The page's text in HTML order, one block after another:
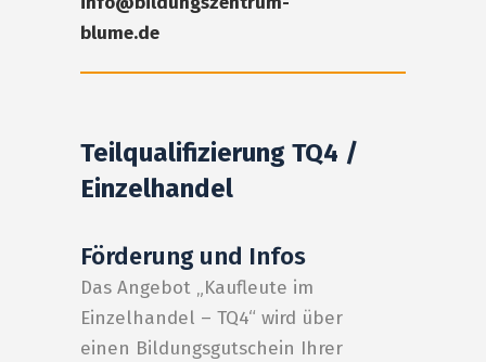
blume.de
Teilqualifizierung TQ4 /
Einzelhandel
Förderung und Infos
Das Angebot „Kaufleute im
Einzelhandel – TQ4“ wird über
einen Bildungsgutschein Ihrer